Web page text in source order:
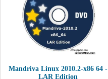
Mandriva Linux 2010.2-x86 64 -
LAR Edition